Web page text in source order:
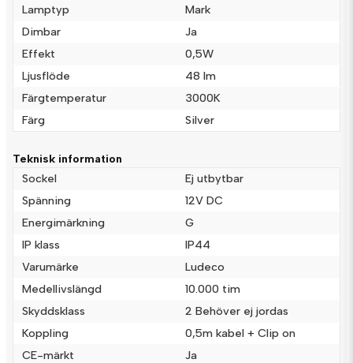
nameNamn
email
Ja, ni får publicera min fråga
Skicka fråga
Lamptyp
Mark
Dimbar
Ja
Effekt
0,5W
Ljusflöde
48 lm
Färgtemperatur
3000K
Färg
Silver
Teknisk information
Sockel
Ej utbytbar
Spänning
12V DC
Energimärkning
G
IP klass
IP44
Varumärke
Ludeco
Medellivslängd
10.000 tim
Skyddsklass
2 Behöver ej jordas
Koppling
0,5m kabel + Clip on
CE-märkt
Ja